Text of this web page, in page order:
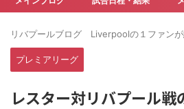
リバプールブログ Liverpoolの１ファン
プレミアリーグ
レスター対リバプール戦